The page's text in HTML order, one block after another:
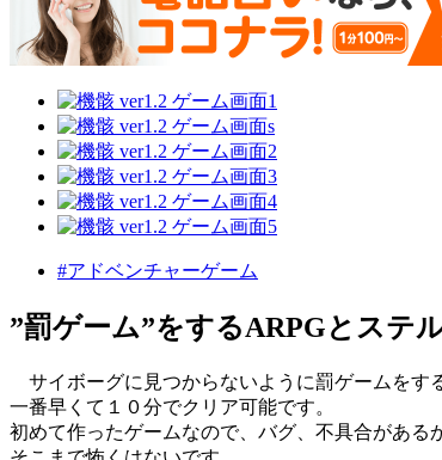
#アドベンチャーゲーム
”罰ゲーム”をするARPGとステ
サイボーグに見つからないように罰ゲームをす
一番早くて１０分でクリア可能です。
初めて作ったゲームなので、バグ、不具合がある